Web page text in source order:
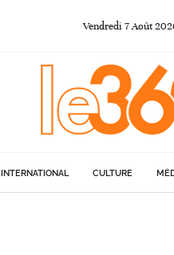
Vendredi 7Août
INTERNATIONAL CULTURE